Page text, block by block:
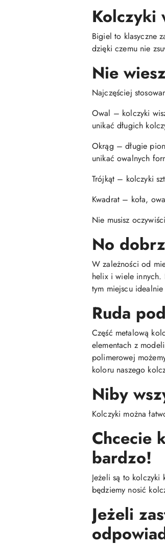
Kolczyki
Bigiel to klasyczne
dzięki czemu nie
Nie
Najczęściej
Owal – kolczyki
unikać długich
Okrąg – długie
unikać owalnych
Trójkąt – kolczyki
Kwadrat – koła,
Nie musisz
No
W zależności od
helix i wiele innych.
tym miejscu
Ruda
Część metalową
elementach z
polimerowej
koloru naszego
Niby
Kolczyki można
Chcecie
bardzo!
Jeżeli są to kolczyki
będziemy nosić
Jeżeli